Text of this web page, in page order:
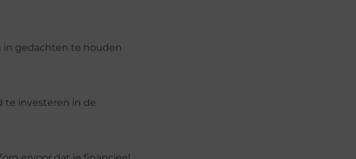
in gedachten te houden
te investeren in de